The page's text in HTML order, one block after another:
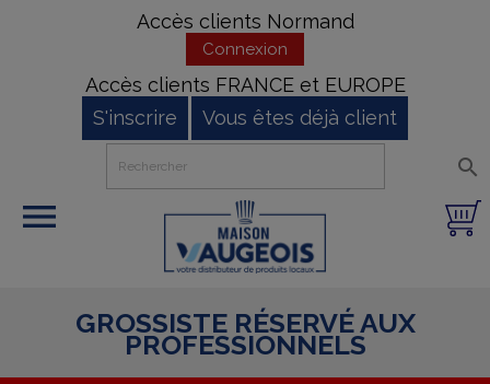
Accès clients Normand
Connexion
Accès clients FRANCE et EUROPE
S'inscrire
Vous êtes déjà client


GROSSISTE RÉSERVÉ AUX
PROFESSIONNELS